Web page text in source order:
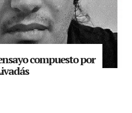
compuesto por